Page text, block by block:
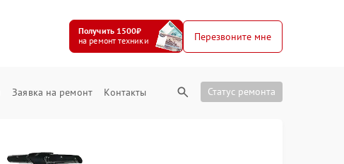
Получить 1500₽
на ремонт техники
Перезвоните мне
Заявка на ремонт Контакты Статус ремонта